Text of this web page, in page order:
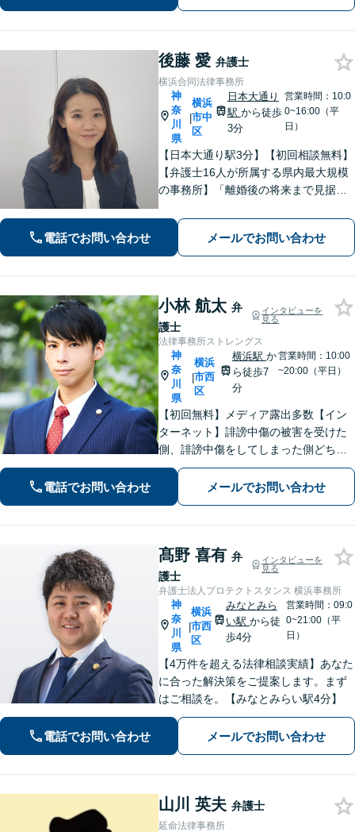
後藤 愛 弁護士
横浜合同法律事務所
神
奈
川
県
|
横浜
市中
区
日本大通り
駅 から徒歩
3分
営業時間：10:0
0~16:00（平
日）
【日本大通り駅3分】【初回相談無料】
【弁護士16人が所属する県内最大規模
の事務所】「離婚後の将来まで見据え
適な解決策を見つけましょう」「幅広
い相続問題に対応する豊富な実績」
「相続登記義務化に対応」【WEB面談
対応】
電話でお問い合わせ メールでお問い合わせ
小林 航太 弁
護士
インタビューを
見る
法律事務所ストレングス
神
奈
川
県
|
横浜
市西
区
横浜駅 か
ら徒歩7
分
営業時間：10:00
~20:00（平日）
【初回無料】メディア露出多数【イン
ターネット】誹謗中傷の被害を受けた
側、誹謗中傷をしてしまった側どちら
の経験も豊富です【離婚・男女問題】
離婚や慰謝料を請求する側・される側
どちらの経験も豊富です【個室対応】
電話でお問い合わせ メールでお問い合わせ
髙野 喜有 弁
護士
インタビューを
見る
弁護士法人プロテクトスタンス 横浜事務所
神
奈
川
県
|
横浜
市西
区
みなとみら
い駅 から徒
歩4分
営業時間：09:0
0~21:00（平
日）
【4万件を超える法律相談実績】あなた
に合った解決策をご提案します。まず
はご相談を。【みなとみらい駅4分】
電話でお問い合わせ メールでお問い合わせ
山川 英夫 弁護士
延命法律事務所